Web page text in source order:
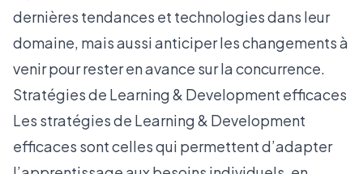
dernières tendances et technologies dans leur
domaine, mais aussi anticiper les changements à
venir pour rester en avance sur la concurrence.
Stratégies de Learning & Development efficaces
Les stratégies de Learning & Development
efficaces sont celles qui permettent d’adapter